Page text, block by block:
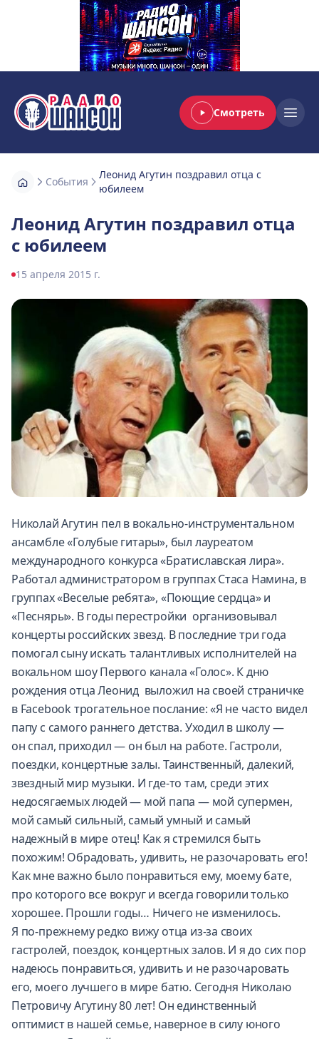
Радио Шансон Смотреть
События
Леонид Агутин поздравил отца с
юбилеем
Леонид Агутин поздравил отца
с юбилеем
15 апреля 2015 г.
Николай Агутин пел в вокально-инструментальном
ансамбле «Голубые гитары», был лауреатом
международного конкурса «Братиславская лира».
Работал администратором в группах Стаса Намина, в
группах «Веселые ребята», «Поющие сердца» и
«Песняры». В годы перестройки организовывал
концерты российских звезд. В последние три года
помогал сыну искать талантливых исполнителей на
вокальном шоу Первого канала «Голос». К дню
рождения отца Леонид выложил на своей страничке
в Facebook трогательное послание: «Я не часто видел
папу с самого раннего детства. Уходил в школу —
он спал, приходил — он был на работе. Гастроли,
поездки, концертные залы. Таинственный, далекий,
звездный мир музыки. И где-то там, среди этих
недосягаемых людей — мой папа — мой супермен,
мой самый сильный, самый умный и самый
надежный в мире отец! Как я стремился быть
похожим! Обрадовать, удивить, не разочаровать его!
Как мне важно было понравиться ему, моему бате,
про которого все вокруг и всегда говорили только
хорошее. Прошли годы… Ничего не изменилось.
Я по-прежнему редко вижу отца из-за своих
гастролей, поездок, концертных залов. И я до сих пор
надеюсь понравиться, удивить и не разочаровать
его, моего лучшего в мире батю. Сегодня Николаю
Петровичу Агутину 80 лет! Он единственный
оптимист в нашей семье, наверное в силу юного